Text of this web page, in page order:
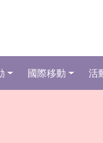
國際移動 活